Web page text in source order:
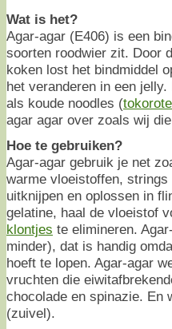
Wat is het?
Agar-agar (E406) is een
soorten roodwier zit. Door
koken lost het bindmiddel
het veranderen in een
als koude noodles (
agar agar over zoals wij
Hoe te gebruiken?
Agar-agar gebruik je net
warme vloeistoffen,
uitknijpen en oplossen in
gelatine, haal de vloeistof
klontjes te elimineren.
minder), dat is handig
hoeft te lopen. Agar-agar
vruchten die
chocolade en spinazie. En
(zuivel).